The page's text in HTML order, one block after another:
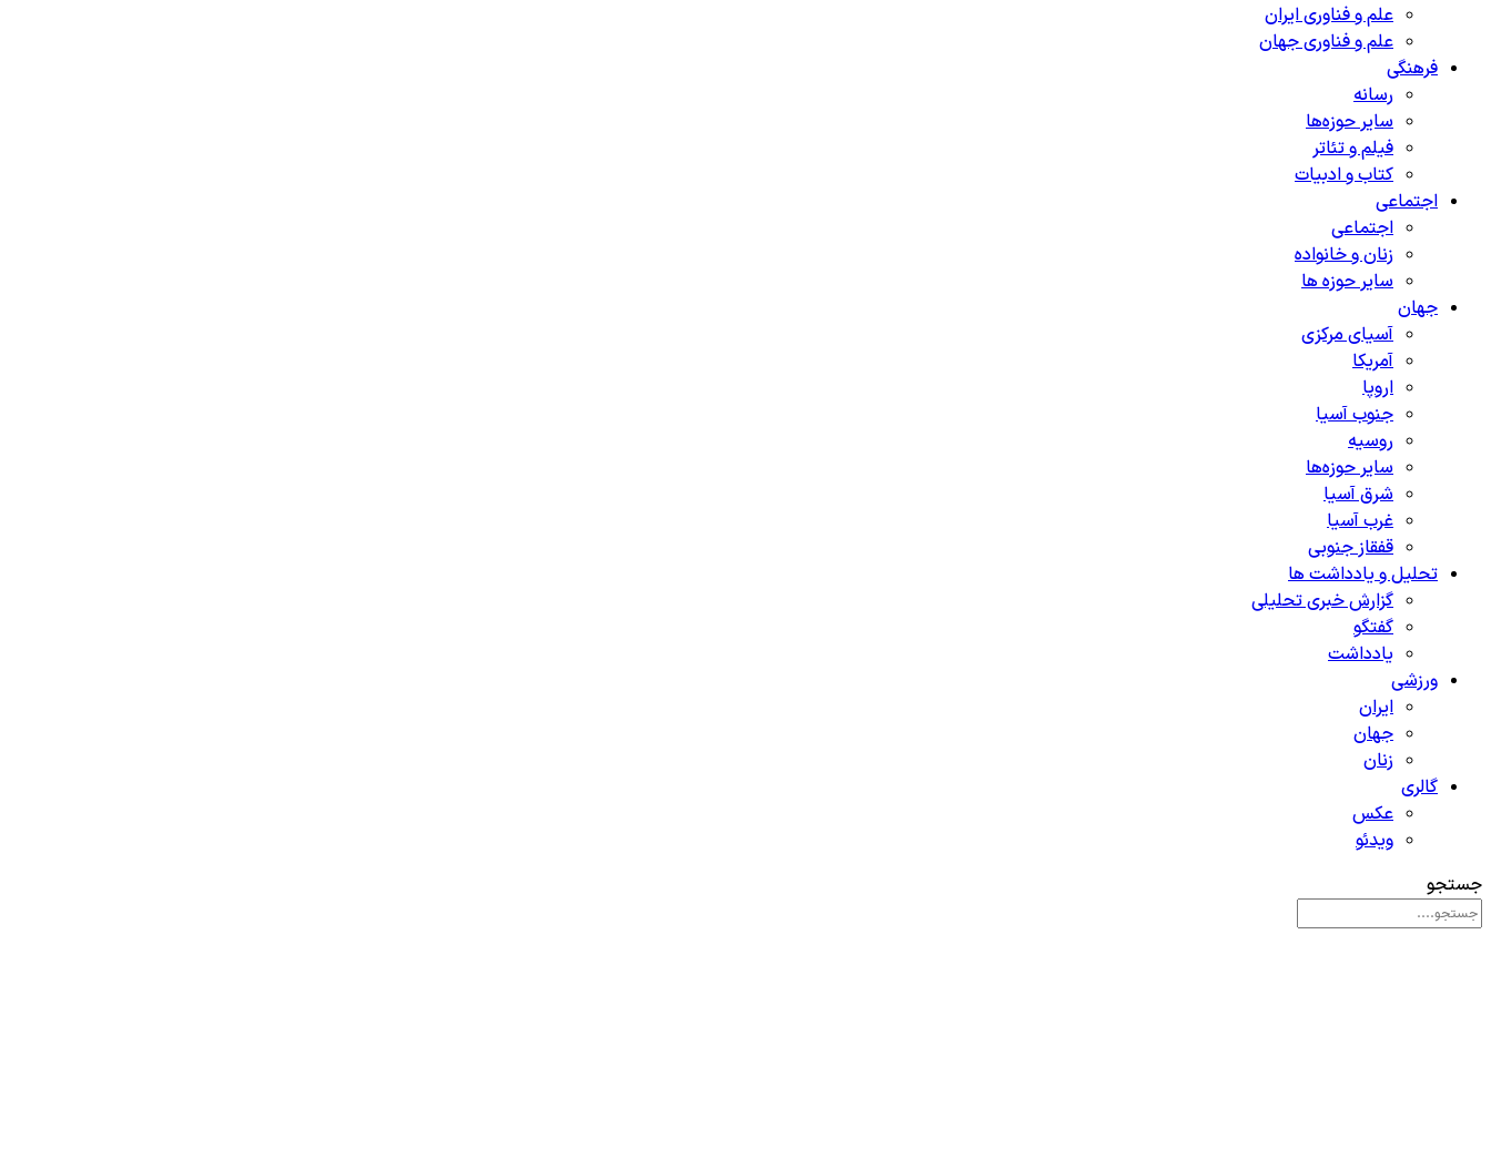
علم و فناوری ایران
علم و فناوری جهان
فرهنگی
رسانه
سایر حوزه‌ها
فیلم و تئاتر
کتاب و ادبیات
اجتماعی
اجتماعی
زنان و خانواده
سایر حوزه ها
جهان
آسیای مرکزی
آمریکا
اروپا
جنوب آسیا
روسیه
سایر حوزه‌ها
شرق آسیا
غرب آسیا
قفقاز جنوبی
تحلیل و یادداشت ها
گزارش خبری تحلیلی
گفتگو
یادداشت
ورزشی
ایران
جهان
زنان
گالری
عکس
ویدئو
جستجو